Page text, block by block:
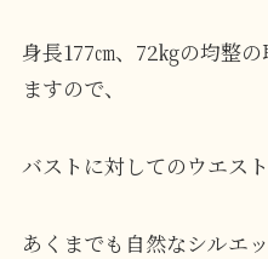
身長177㎝、72㎏の均整
ますので、
バストに対してのウエス
あくまでも自然なシルエ